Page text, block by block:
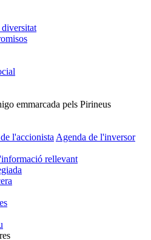
l'accionista Agenda de l'inversor
rellevant